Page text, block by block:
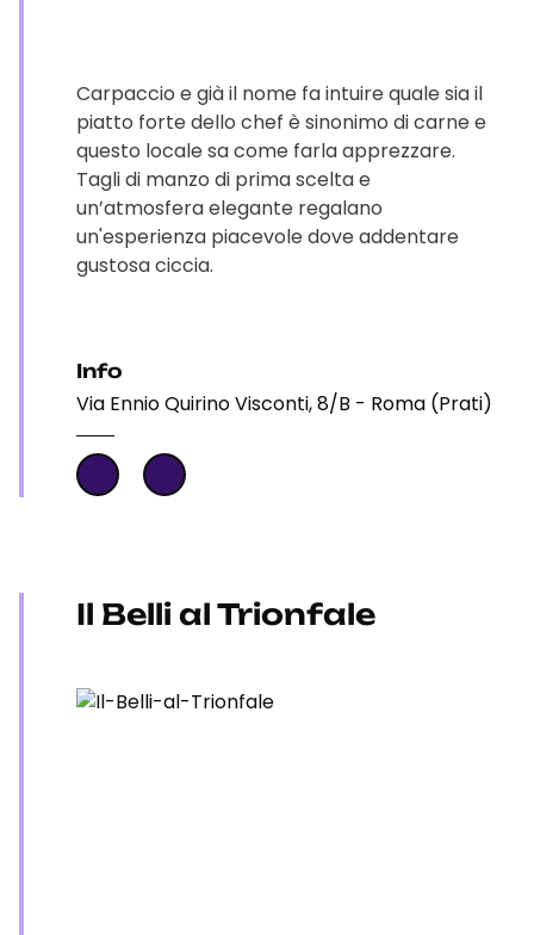
Carpaccio e già il nome fa intuire quale sia il
piatto forte dello chef è sinonimo di carne e
questo locale sa come farla apprezzare.
Tagli di manzo di prima scelta e
un’atmosfera elegante regalano
un'esperienza piacevole dove addentare
gustosa ciccia.
Info
Via Ennio Quirino Visconti, 8/B - Roma (Prati)
Il Belli al Trionfale